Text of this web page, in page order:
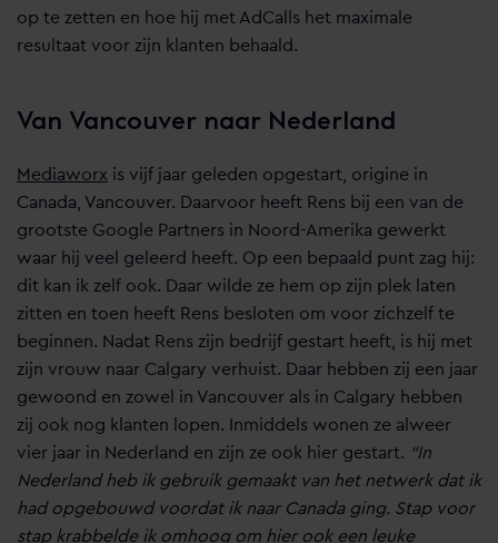
op te zetten en hoe hij met AdCalls het maximale
resultaat voor zijn klanten behaald.
Van Vancouver naar Nederland
Mediaworx is vijf jaar geleden opgestart, origine in
Canada, Vancouver. Daarvoor heeft Rens bij een van de
grootste Google Partners in Noord-Amerika gewerkt
waar hij veel geleerd heeft. Op een bepaald punt zag hij:
dit kan ik zelf ook. Daar wilde ze hem op zijn plek laten
zitten en toen heeft Rens besloten om voor zichzelf te
beginnen. Nadat Rens zijn bedrijf gestart heeft, is hij met
zijn vrouw naar Calgary verhuist. Daar hebben zij een jaar
gewoond en zowel in Vancouver als in Calgary hebben
zij ook nog klanten lopen. Inmiddels wonen ze alweer
vier jaar in Nederland en zijn ze ook hier gestart. “In
Nederland heb ik gebruik gemaakt van het netwerk dat ik
had opgebouwd voordat ik naar Canada ging. Stap voor
stap krabbelde ik omhoog om hier ook een leuke